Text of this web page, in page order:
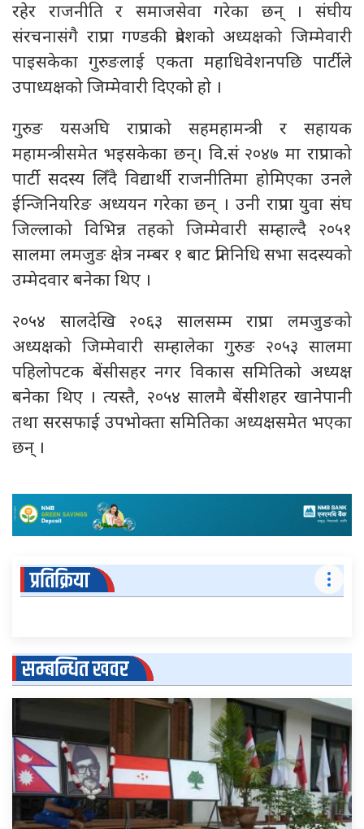
रहेर राजनीति र समाजसेवा गरेका छन् । संघीय
संरचनासंगै राप्रपा गण्डकी प्रदेशको अध्यक्षको जिम्मेवारी
पाइसकेका गुरुङलाई एकता महाधिवेशनपछि पार्टीले
उपाध्यक्षको जिम्मेवारी दिएको हो ।
गुरुङ यसअघि राप्रपाको सहमहामन्त्री र सहायक
महामन्त्रीसमेत भइसकेका छन्। वि.संं २०४७ मा राप्रपाको
पार्टी सदस्य लिँदै विद्यार्थी राजनीतिमा होमिएका उनले
ईन्जिनियरिङ अध्ययन गरेका छन् । उनी राप्रपा युवा संघ
जिल्लाको विभिन्न तहको जिम्मेवारी सम्हाल्दै २०५१
सालमा लमजुङ क्षेत्र नम्बर १ बाट प्रतिनिधि सभा सदस्यको
उम्मेदवार बनेका थिए ।
२०५४ सालदेखि २०६३ सालसम्म राप्रपा लमजुङको
अध्यक्षको जिम्मेवारी सम्हालेका गुरुङ २०५३ सालमा
पहिलोपटक बेंसीसहर नगर विकास समितिको अध्यक्ष
बनेका थिए । त्यस्तै, २०५४ सालमै बेंसीशहर खानेपानी
तथा सरसफाई उपभोक्ता समितिका अध्यक्षसमेत भएका
छन् ।
प्रतिक्रिया
सम्बन्धित खवर